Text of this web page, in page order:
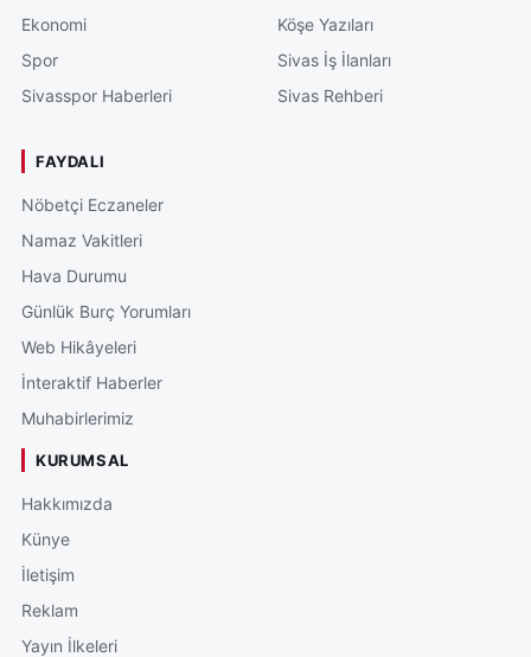
Ekonomi
Spor
Sivasspor Haberleri
Köşe Yazıları
Sivas İş İlanları
Sivas Rehberi
FAYDALI
Nöbetçi Eczaneler
Namaz Vakitleri
Hava Durumu
Günlük Burç Yorumları
Web Hikâyeleri
İnteraktif Haberler
Muhabirlerimiz
KURUMSAL
Hakkımızda
Künye
İletişim
Reklam
Yayın İlkeleri